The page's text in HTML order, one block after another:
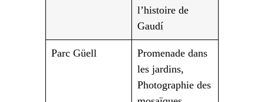
l’histoire de
Gaudí
Parc Güell
Promenade dans
les jardins,
Photographie des